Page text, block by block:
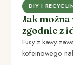
DIY I
Jak
zgodnie z
Fusy z kawy
kofeinowego